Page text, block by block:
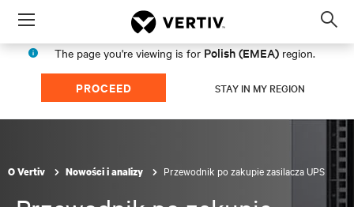
Menu
The page you're viewing is for Polish (EMEA) region.
PROCEED STAY IN MY REGION
O Vertiv Nowości i analizy Przewodnik po zakupie zasilacza UPS